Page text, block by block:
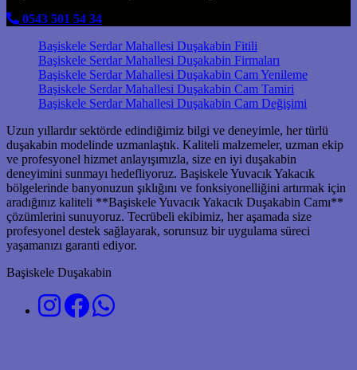
0543 501 54 34
Başiskele Serdar Mahallesi Duşakabin Fitili
Başiskele Serdar Mahallesi Duşakabin Firmaları
Başiskele Serdar Mahallesi Duşakabin Cam Yenileme
Başiskele Serdar Mahallesi Duşakabin Cam Tamiri
Başiskele Serdar Mahallesi Duşakabin Cam Değişimi
Uzun yıllardır sektörde edindiğimiz bilgi ve deneyimle, her türlü
duşakabin modelinde uzmanlaştık. Kaliteli malzemeler, uzman ekip
ve profesyonel hizmet anlayışımızla, size en iyi duşakabin
deneyimini sunmayı hedefliyoruz. Başiskele Yuvacık Yakacık
bölgelerinde banyonuzun şıklığını ve fonksiyonelliğini artırmak için
aradığınız kaliteli **Başiskele Yuvacık Yakacık Duşakabin Camı**
çözümlerini sunuyoruz. Tecrübeli ekibimiz, her aşamada size
profesyonel destek sağlayarak, sorunsuz bir uygulama süreci
yaşamanızı garanti ediyor.
Başiskele Duşakabin